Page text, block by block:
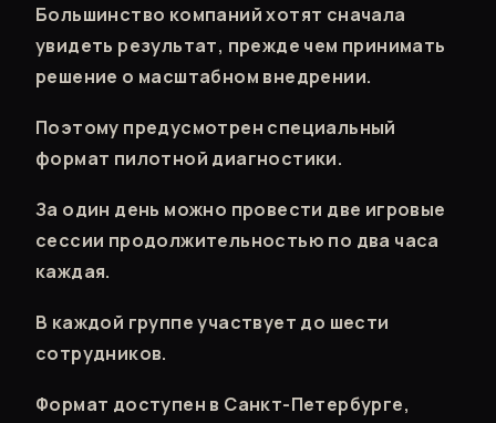
Большинство компаний хотят сначала
увидеть результат, прежде чем принимать
решение о масштабном внедрении.
Поэтому предусмотрен специальный
формат пилотной диагностики.
За один день можно провести две игровые
сессии продолжительностью по два часа
каждая.
В каждой группе участвует до шести
сотрудников.
Формат доступен в Санкт-Петербурге,